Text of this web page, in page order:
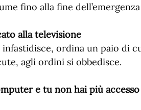
fino alla fine
alla televisione
infastidisce, ordina un paio di
agli ordini si obbedisce.
e tu non hai più